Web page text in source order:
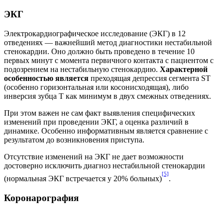
ЭКГ
Электрокардиографическое исследование (ЭКГ) в 12
отведениях — важнейший метод диагностики нестабильной
стенокардии. Оно должно быть проведено в течение 10
первых минут с момента первичного контакта с пациентом с
подозрением на нестабильную стенокардию. Характерной
особенностью является преходящая депрессия сегмента ST
(особенно горизонтальная или косонисходящая), либо
инверсия зубца Т как минимум в двух смежных отведениях.
При этом важен не сам факт выявления специфических
изменений при проведении ЭКГ, а оценка различий в
динамике. Особенно информативным является сравнение с
результатом до возникновения приступа.
Отсутствие изменений на ЭКГ не дает возможности
достоверно исключить диагноз нестабильной стенокардии
(нормальная ЭКГ встречается у 20% больных)
[5]
.
Коронарография